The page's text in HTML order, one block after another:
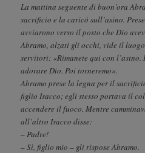
La mattina seguente di buon’ora
sacrificio e la caricò sull’asino.
avviarono verso il posto che Dio
Abramo, alzati gli occhi, vide il
servitori: «Rimanete qui con l’asino.
adorare Dio. Poi torneremo».
Abramo prese la legna per il
figlio Isacco; egli stesso portava il
accendere il fuoco. Mentre
all’altro Isacco disse:
– Padre!
– Sì, figlio mio – gli rispose Abramo.